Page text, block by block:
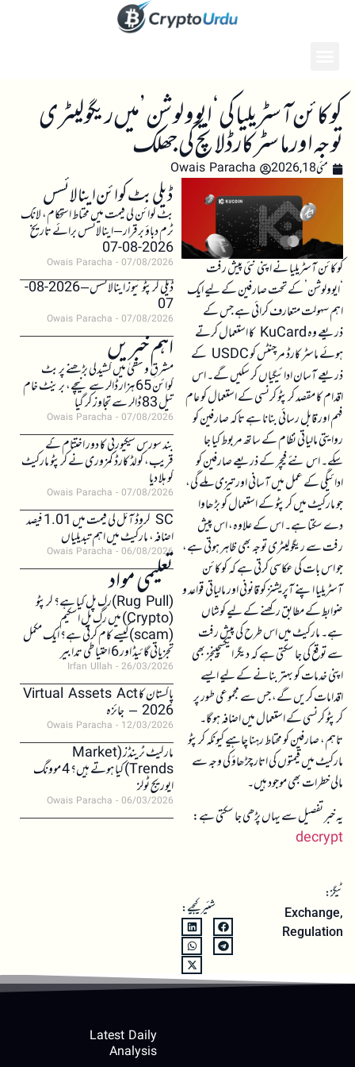
کوکائن آسٹریلیا کی ‘ایوولوشن’ میں ریگولیٹری
توجہ اور ماسٹر کارڈ لانچ کی جھلک
مئی 18, 2026 Owais Paracha
کوکائن آسٹریلیا نے اپنی نئی پیش رفت
‘ایوولوشن’ کے تحت صارفین کے لیے ایک
اہم سہولت متعارف کرائی ہے جس کے
ذریعے وہ KuCard کا استعمال کرتے
ہوئے ماسٹر کارڈ مرچنٹس کو USDC کے
ذریعے آسان ادائیگیاں کر سکیں گے۔ اس
اقدام کا مقصد کرپٹو کرنسی کے استعمال کو عام
فہم اور قابل رسائی بنانا ہے تاکہ صارفین کو
روایتی مالیاتی نظام کے ساتھ مربوط کیا جا
سکے۔ اس نئے فیچر کے ذریعے صارفین کو
ادائیگی کے عمل میں آسانی اور تیزی ملے گی،
جو مارکیٹ میں کرپٹو کے استعمال کو بڑھاوا
دے سکتا ہے۔ اس کے علاوہ، اس پیش
رفت سے ریگولیٹری توجہ بھی ظاہر ہوتی ہے،
جو اس بات کی عکاسی کرتی ہے کہ کوکائن
آسٹریلیا اپنے آپریشنز کو قانونی اور مالیاتی قواعد و
ضوابط کے مطابق رکھنے کے لیے کوشاں
ہے۔ مارکیٹ میں اس طرح کی پیش رفت
سے توقع کی جا سکتی ہے کہ دیگر ایکسچینجز بھی
اپنی خدمات کو بہتر بنانے کے لیے ایسے
اقدامات کریں گے، جس سے مجموعی طور پر
کرپٹو کرنسی کے استعمال میں اضافہ ہو گا۔
تاہم، صارفین کو محتاط رہنا چاہیے کیونکہ کرپٹو
مارکیٹ میں قیمتوں کی اتار چڑھاؤ کی وجہ سے
مالی خطرات بھی موجود ہیں۔
یہ خبر تفصیل سے یہاں پڑھی جا سکتی ہے:
decrypt
ٹیگز:
Exchange,
Regulation
شئیر کیجیے:
ڈیلی بٹ کوائن اینالائسس
بٹ کوائن کی قیمت میں محتاط استحکام، لانگ
ٹرم دباؤ برقرار – اینالائسس برائے تاریخ
2026-08-07
Owais Paracha 07/08/2026
ڈیلی کرپٹو نیوز اینالائسس – 2026-08-
07
Owais Paracha 07/08/2026
اہم خبریں
مشرقِ وسطیٰ میں کشیدگی بڑھنے پر بٹ
کوائن 65 ہزار ڈالر سے نیچے، برینٹ خام
تیل 83 ڈالر سے تجاوز کر گیا
Owais Paracha 07/08/2026
بند سورس سیکیورٹی کا دور اختتام کے
قریب، کولڈ کارڈ کمزوری نے کرپٹو مارکیٹ
کو ہلا دیا
Owais Paracha 07/08/2026
SC کروڈ آئل کی قیمت میں 1.01 فیصد
اضافہ، مارکیٹ میں اہم تبدیلیاں
Owais Paracha 06/08/2026
تعلیمی مواد(Rug Pull)رگ پل کیا ہے؟ کرپٹو
(Crypto) میں رگ پل اسکیم
(scam)کیسے کام کرتی ہے؟ ایک مکمل
تجزیاتی گائیڈ اور 6 احتیاطی تدابیر
Irfan Ullah 26/03/2026
پاکستان کا Virtual Assets Act
2026 – جائزہ
Owais Paracha 12/03/2026
مارکیٹ ٹرینڈز (Market
Trends) کیا ہوتے ہیں؟ 4 موونگ
ایوریج ٹولز
Owais Paracha 06/03/2026
Latest Daily
Analysis